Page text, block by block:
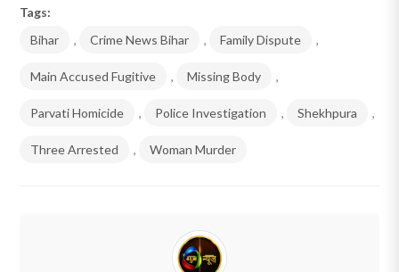
Tags:
Bihar
, Crime News Bihar , Family Dispute ,
Main Accused Fugitive , Missing Body ,
Parvati Homicide , Police Investigation , Shekhpura ,
Three Arrested , Woman Murder